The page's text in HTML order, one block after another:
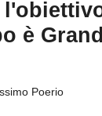
è
Poerio